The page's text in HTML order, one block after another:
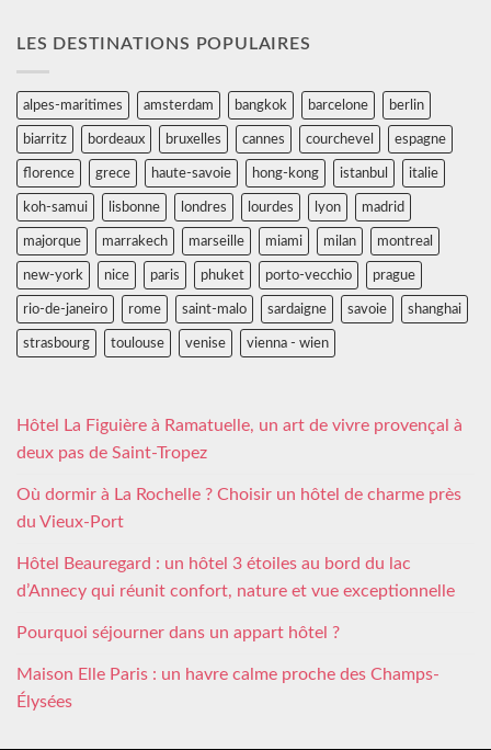
LES DESTINATIONS POPULAIRES
alpes-maritimes amsterdam bangkok barcelone berlin
biarritz bordeaux bruxelles cannes courchevel espagne
florence grece haute-savoie hong-kong istanbul italie
koh-samui lisbonne londres lourdes lyon madrid
majorque marrakech marseille miami milan montreal
new-york nice paris phuket porto-vecchio prague
rio-de-janeiro rome saint-malo sardaigne savoie shanghai
strasbourg toulouse venise vienna - wien
Hôtel La Figuière à Ramatuelle, un art de vivre provençal à
deux pas de Saint-Tropez
Où dormir à La Rochelle ? Choisir un hôtel de charme près
du Vieux-Port
Hôtel Beauregard : un hôtel 3 étoiles au bord du lac
d’Annecy qui réunit confort, nature et vue exceptionnelle
Pourquoi séjourner dans un appart hôtel ?
Maison Elle Paris : un havre calme proche des Champs-
Élysées